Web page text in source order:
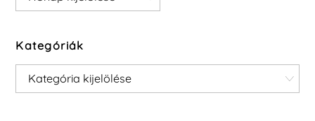
Kategóriák
Kategóriák